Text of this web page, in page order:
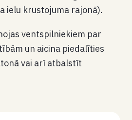
ielu krustojuma rajonā).
ventspilniekiem par
un aicina piedalīties
vai arī atbalstīt